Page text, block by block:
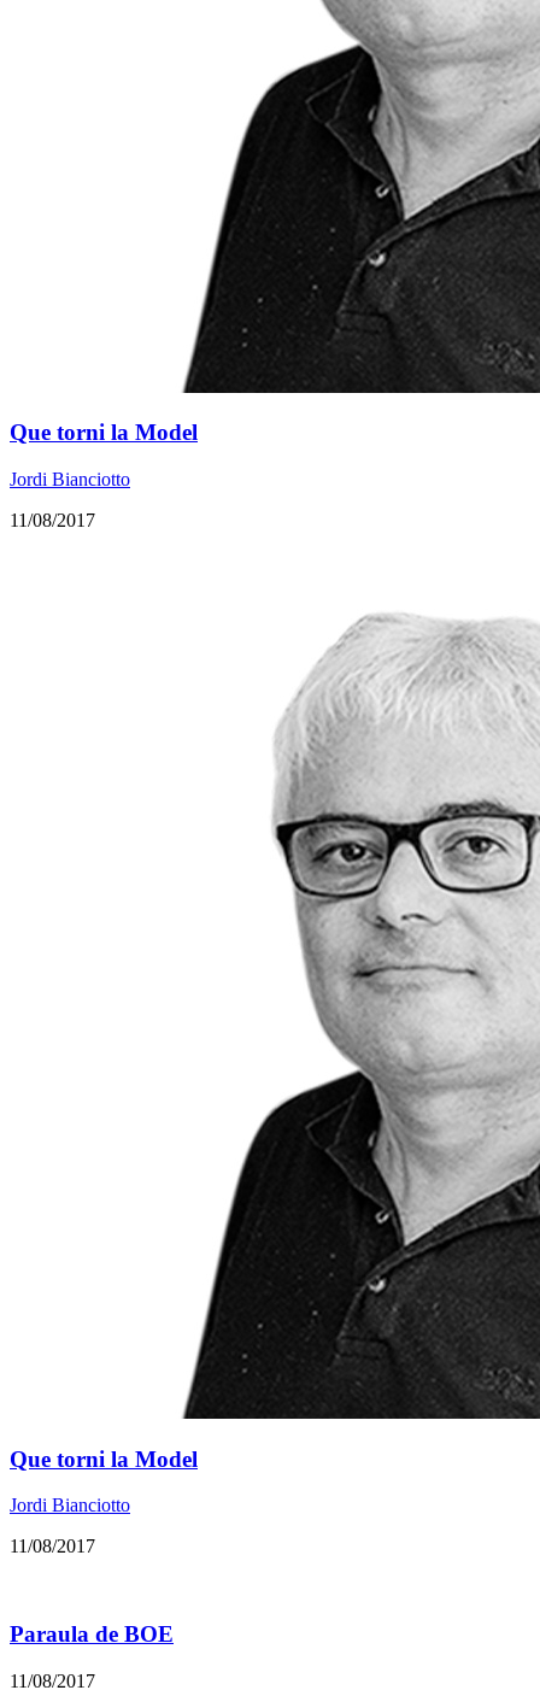
Que torni la Model
Jordi Bianciotto
11/08/2017
Que torni la Model
Jordi Bianciotto
11/08/2017
Paraula de BOE
11/08/2017